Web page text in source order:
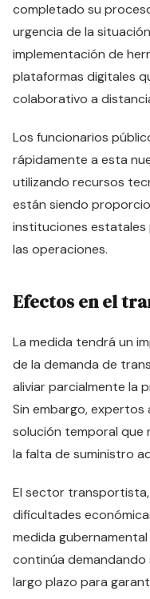
completado su
urgencia de la
implementación de
plataformas digitales
colaborativo a
Los funcionarios
rápidamente a esta
utilizando recursos
están siendo
instituciones estatales
las operaciones.
Efectos en el
La medida tendrá un
de la demanda de
aliviar parcialmente la
Sin embargo,
solución temporal que
la falta de suministro
El sector
dificultades
medida
continúa
largo plazo para